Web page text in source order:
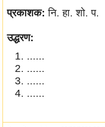
प्रकाशक: नि. हा. शो. प.
उद्धरण:
......
......
......
......